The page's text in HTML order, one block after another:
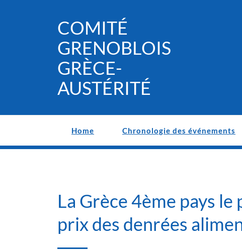
COMITÉ
GRENOBLOIS
GRÈCE-
AUSTÉRITÉ
Home Chronologie des événements
La Grèce 4ème pays
prix des denrées